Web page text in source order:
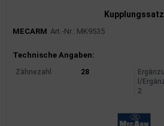
Kupplungssatz
MECARM Art.-Nr.: MK9535
Produktinformationen
Technische Angaben:
Zähnezahl 28
l/
2